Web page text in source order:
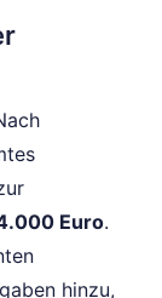
Euro.
hinzu,